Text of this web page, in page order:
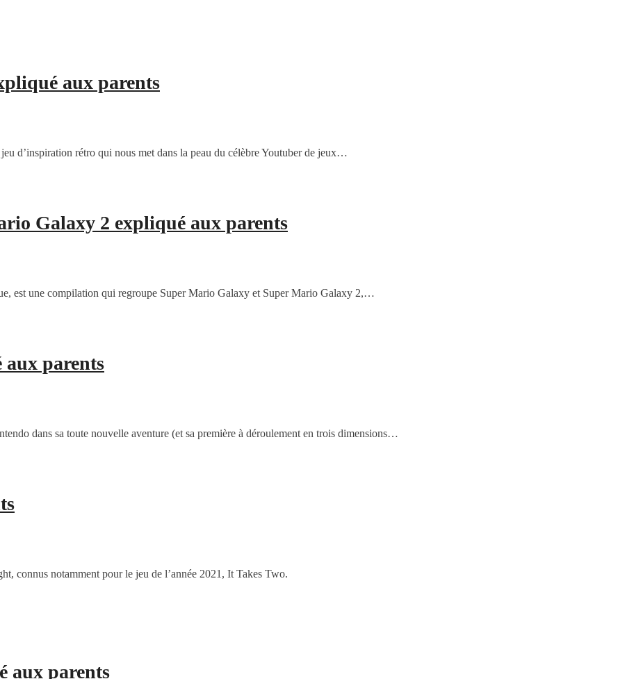
aux parents
d’inspiration rétro qui nous met dans la peau du célèbre Youtuber de jeux…
Galaxy 2 expliqué aux parents
est une compilation qui regroupe Super Mario Galaxy et Super Mario Galaxy 2,…
aux parents
dans sa toute nouvelle aventure (et sa première à déroulement en trois dimensions…
connus notamment pour le jeu de l’année 2021, It Takes Two.
aux parents